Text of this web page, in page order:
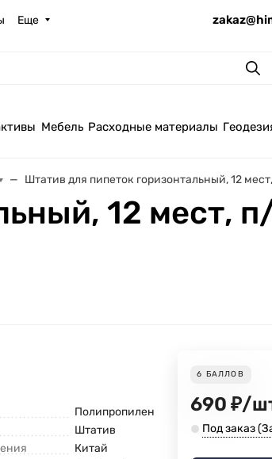
Еще
Мебель Расходные материалы
Штатив для пипеток горизонтальный, 12
12 мест,
Полипропилен
Штатив
Китай
6 БАЛЛОВ
690 ₽/
Под заказ